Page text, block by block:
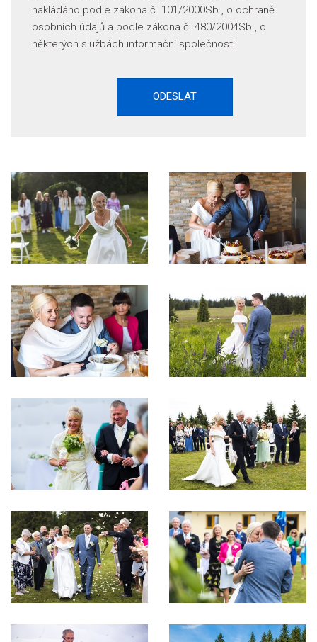
nakládáno podle zákona č. 101/2000Sb., o ochraně
osobních údajů a podle zákona č. 480/2004Sb., o
některých službách informační společnosti.